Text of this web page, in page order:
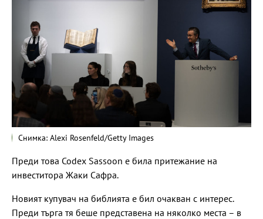
Снимка: Alexi Rosenfeld/Getty Images
Преди това Codex Sassoon е била притежание на
инвеститора Жаки Сафра.
Новият купувач на библията е бил очакван с интерес.
Преди търга тя беше представена на няколко места – в